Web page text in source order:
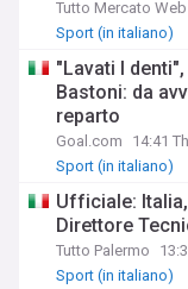
Tutto Mercato Web
Sport (in italiano)
"Lavati I
Bastoni: da
reparto
Goal.com
14:41
Sport (in italiano)
Ufficiale:
Direttore
Tutto Palermo
Sport (in italiano)